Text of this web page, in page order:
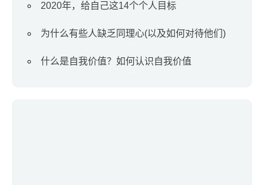
2020年，给自己这14个个人目标
为什么有些人缺乏同理心(以及如何对待他们)
什么是自我价值？如何认识自我价值